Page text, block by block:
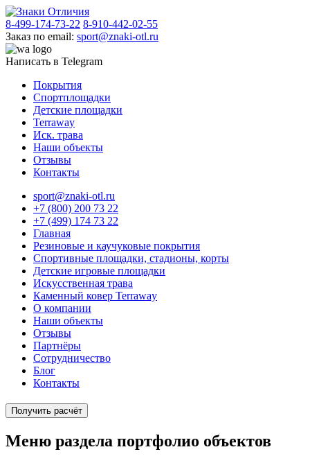
8-499-174-73-22 8-910-442-02-55
Заказ по email: sport@znaki-otl.ru
Написать в Telegram
Покрытия
Спортплощадки
Детские площадки
Terraway
Иск. трава
Наши объекты
Отзывы
Контакты
sport@znaki-otl.ru
+7 (800) 200 73 22
+7 (499) 174 73 22
Главная
Резиновые и каучуковые покрытия
Спортивные площадки, стадионы, корты
Детские игровые площадки
Искусственная трава
Каменный ковер Terraway
О компании
Наши объекты
Отзывы
Партнёры
Сотрудничество
Блог
Контакты
Получить расчёт
Меню раздела портфолио объектов